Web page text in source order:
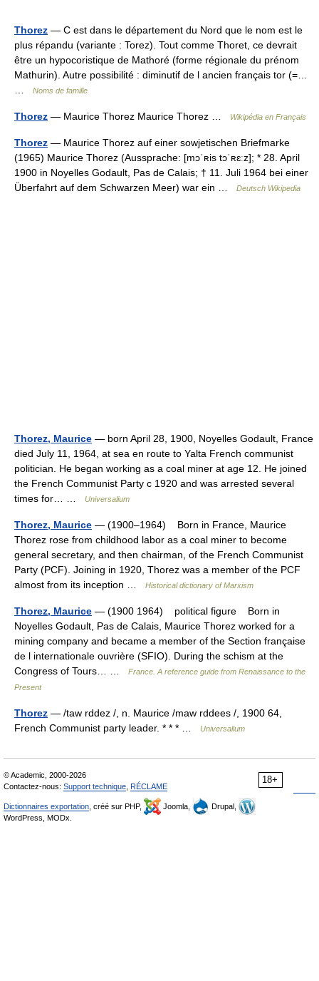
Thorez — C est dans le département du Nord que le nom est le
plus répandu (variante : Torez). Tout comme Thoret, ce devrait
être un hypocoristique de Mathoré (forme régionale du prénom
Mathurin). Autre possibilité : diminutif de l ancien français tor (=…
Noms de famille
Thorez — Maurice Thorez Maurice Thorez … Wikipédia en Français
Thorez — Maurice Thorez auf einer sowjetischen Briefmarke
(1965) Maurice Thorez (Aussprache: [mɔˈʀis tɔˈʀɛːz]; * 28. April
1900 in Noyelles Godault, Pas de Calais; † 11. Juli 1964 bei einer
Überfahrt auf dem Schwarzen Meer) war ein …
Deutsch Wikipedia
Thorez, Maurice — born April 28, 1900, Noyelles Godault, France
died July 11, 1964, at sea en route to Yalta French communist
politician. He began working as a coal miner at age 12. He joined
the French Communist Party с 1920 and was arrested several
times for… …
Universalium
Thorez, Maurice — (1900–1964) Born in France, Maurice
Thorez rose from childhood labor as a coal miner to become
general secretary, and then chairman, of the French Communist
Party (PCF). Joining in 1920, Thorez was a member of the PCF
almost from its inception …
Historical dictionary of Marxism
Thorez, Maurice — (1900 1964) political figure Born in
Noyelles Godault, Pas de Calais, Maurice Thorez worked for a
mining company and became a member of the Section française
de l internationale ouvrière (SFIO). During the schism at the
Congress of Tours… …
France. A reference guide from Renaissance to the
Present
Thorez — /taw rddez /, n. Maurice /maw rddees /, 1900 64,
French Communist party leader. * * * …
Universalium
18+
© Academic, 2000-2026
Contactez-nous: Support technique RÉCLAME
Dictionnaires exportation , créé sur PHP, Joomla,
Drupal,
WordPress, MODx.